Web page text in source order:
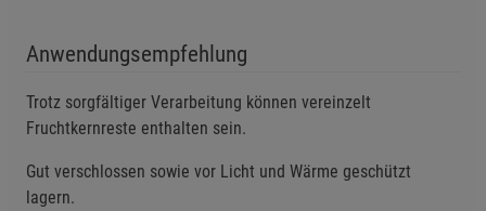
Anwendungsempfehlung
Trotz sorgfältiger Verarbeitung können vereinzelt
Fruchtkernreste enthalten sein.
Gut verschlossen sowie vor Licht und Wärme geschützt
lagern.
Zurück Einstellungen speichern für die Gruppe
Einwilligung nicht erteilen
Notwendige Cookies (5)
Beschreibung Notwendige Cookies